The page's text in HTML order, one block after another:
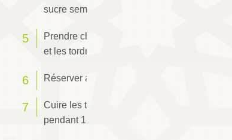
sucre semoule.
Prendre chaque bande des deux extrémités
et les tordre pour obtenir une torsade.
Réserver au frais pendant 15 mn.
Cuire les torsades au four préchauffé à 180°C
pendant 15 à 20 mn.